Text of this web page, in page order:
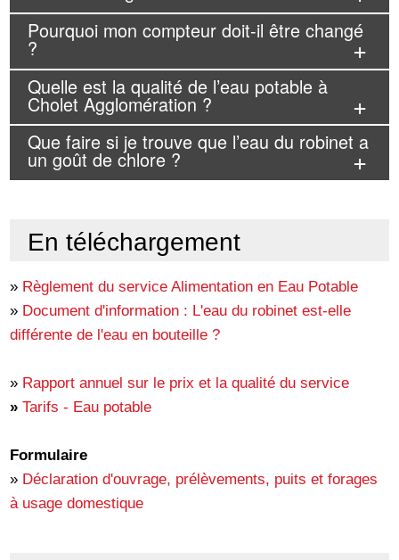
Pourquoi mon compteur doit-il être changé
?
Quelle est la qualité de l’eau potable à
Cholet Agglomération ?
Que faire si je trouve que l’eau du robinet a
un goût de chlore ?
En téléchargement
» Règlement du service Alimentation en Eau Potable
» Document d'information : L'eau du robinet est-elle
différente de l'eau en bouteille ?
» Rapport annuel sur le prix et la qualité du service
» Tarifs - Eau potable
Formulaire
» Déclaration d'ouvrage, prélèvements, puits et forages
à usage domestique